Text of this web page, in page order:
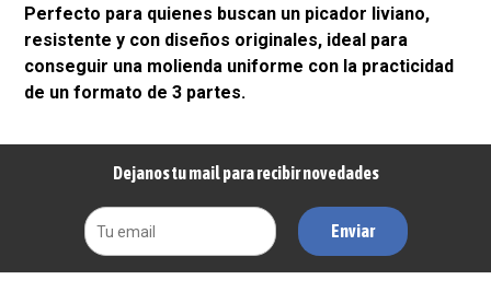
Perfecto para quienes buscan un picador liviano,
resistente y con diseños originales, ideal para
conseguir una molienda uniforme con la practicidad
de un formato de 3 partes.
Dejanos tu mail para recibir novedades
Enviar